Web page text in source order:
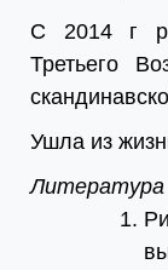
С 2014 г
Третьего
Ушла из
Литература